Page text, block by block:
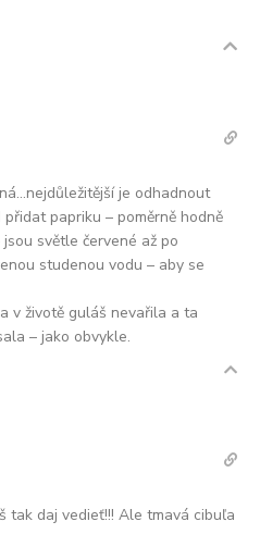
je odhadnout
papriku – poměrně hodně
světle červené až po
studenou vodu – aby se
v životě guláš nevařila a ta
– jako obvykle.
tak daj vedieť!!! Ale tmavá cibuľa